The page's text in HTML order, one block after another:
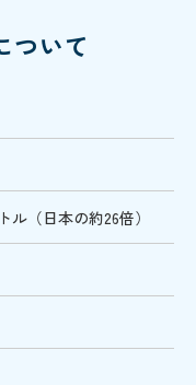
ついて
ル（日本の約26倍）